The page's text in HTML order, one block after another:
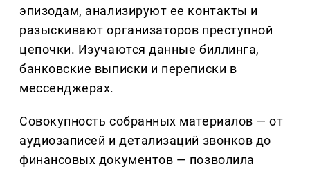
эпизодам, анализируют ее контакты и
разыскивают организаторов преступной
цепочки. Изучаются данные биллинга,
банковские выписки и переписки в
мессенджерах.
Совокупность собранных материалов — от
аудиозаписей и детализаций звонков до
финансовых документов — позволила